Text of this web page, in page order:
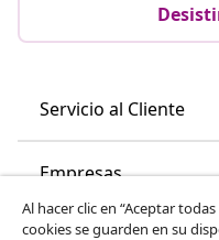
Servicio al Cliente
Empresas
Al hacer clic en “Aceptar
cookies se guarden en su